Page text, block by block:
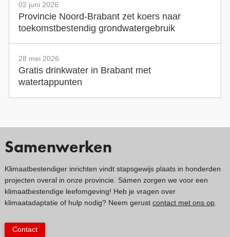
02 juni 2026
Provincie Noord-Brabant zet koers naar
toekomstbestendig grondwatergebruik
28 mei 2026
Gratis drinkwater in Brabant met
watertappunten
Samenwerken
Klimaatbestendiger inrichten vindt stapsgewijs plaats in honderden
projecten overal in onze provincie. Sámen zorgen we voor een
klimaatbestendige leefomgeving! Heb je vragen over
klimaatadaptatie of hulp nodig? Neem gerust contact met ons op.
Contact